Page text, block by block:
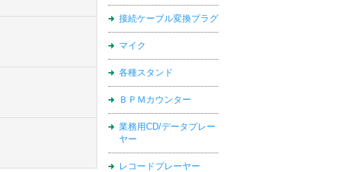
接続ケーブル変換プラグ
マイク
各種スタンド
ＢＰＭカウンター
業務用CD/データプレー
ヤー
レコードプレーヤー